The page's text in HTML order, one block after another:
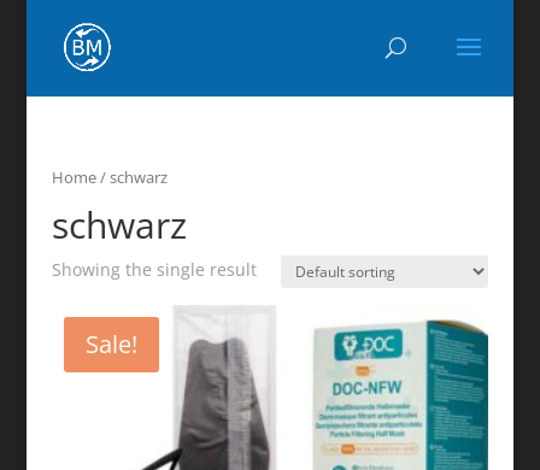
Home/ schwarz
schwarz
Showing the single result
Sale!